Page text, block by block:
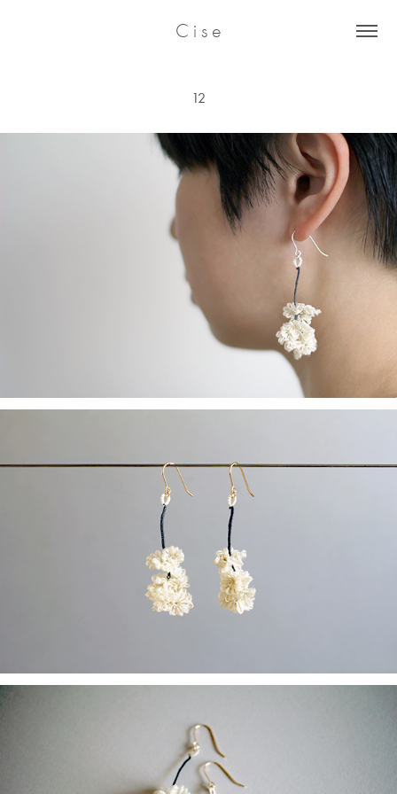
C i s e
12